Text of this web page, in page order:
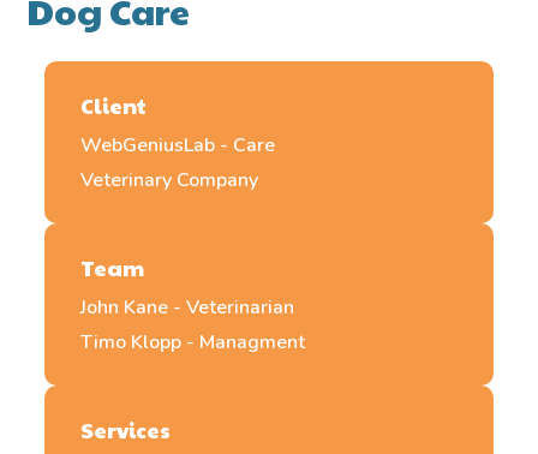
Client
WebGeniusLab - Care
Veterinary Company
Team
John Kane - Veterinarian
Timo Klopp - Managment
Services